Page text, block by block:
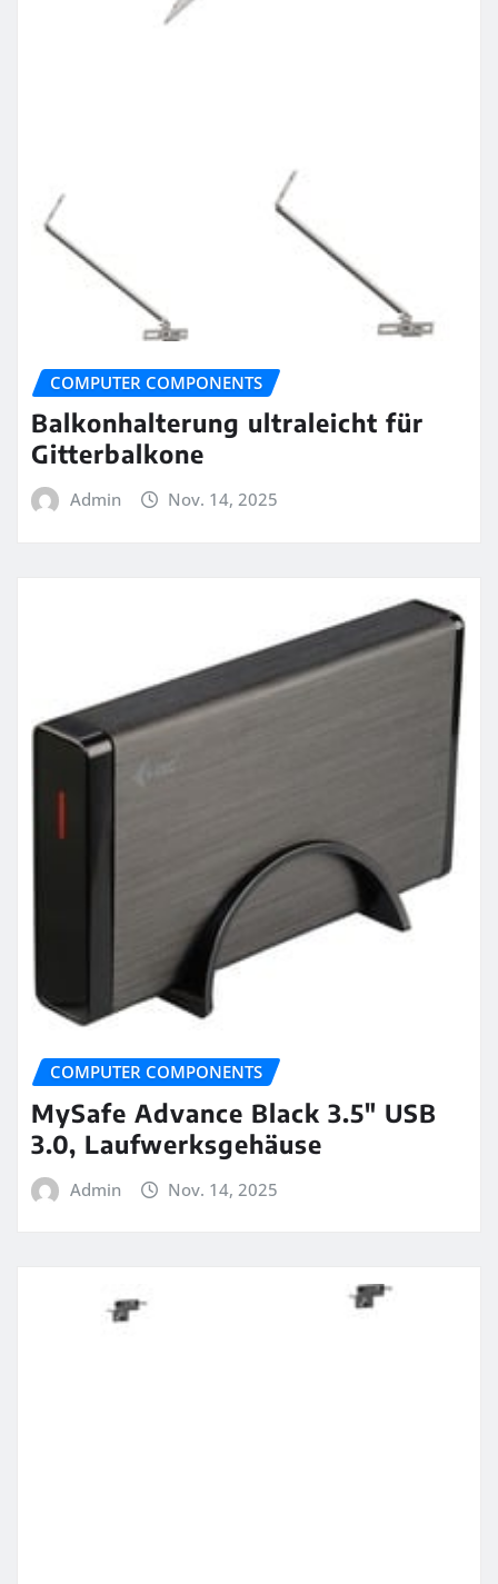
COMPUTER COMPONENTS
Balkonhalterung ultraleicht für
Gitterbalkone
Admin Nov. 14, 2025
COMPUTER COMPONENTS
MySafe Advance Black 3.5″ USB
3.0, Laufwerksgehäuse
Admin Nov. 14, 2025